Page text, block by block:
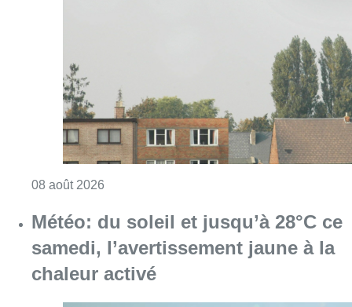
08 août 2026
Météo: du soleil et jusqu’à 28°C ce
samedi, l’avertissement jaune à la
chaleur activé